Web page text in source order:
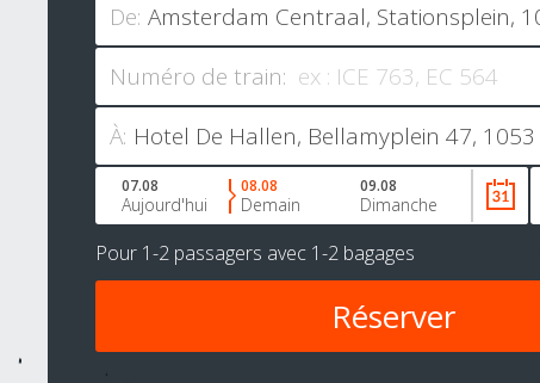
De:
Numéro de train:
À:
07.08
Aujourd'hui
08.08
Demain
09.08
Dimanche
Pour 1-2 passagers avec 1-2 bagages